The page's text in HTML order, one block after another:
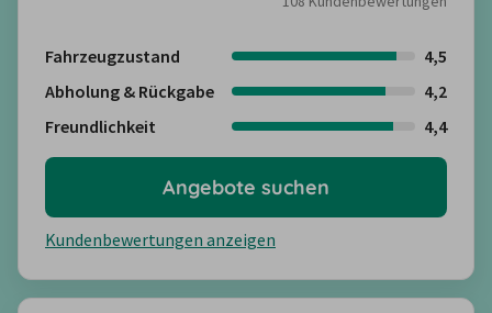
Fahrzeugzustand
4,5
Abholung & Rückgabe
4,2
Freundlichkeit
4,4
Kundenbewertungen anzeigen
Angebote suchen